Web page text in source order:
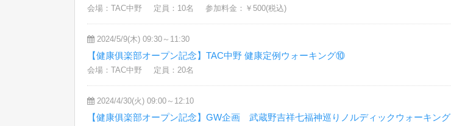
会場：TAC中野 定員：10名 参加料金：￥500(税込)
2024/5/9(木) 09:30～11:30
【健康俱楽部オープン記念】TAC中野 健康定例ウォーキング⑩
会場：TAC中野 定員：20名
2024/4/30(火) 09:00～12:10
【健康俱楽部オープン記念】GW企画 武蔵野吉祥七福神巡りノルディックウォーキング